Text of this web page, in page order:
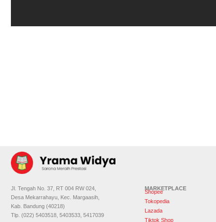
Jl. Tengah No. 37, RT 004 RW 024,
Desa Mekarrahayu, Kec. Margaasih,
Kab. Bandung (40218)
Tlp. (022) 5403518, 5403533, 5417039
MARKETPLACE
Shopee
Tokopedia
Lazada
Tiktok Shop